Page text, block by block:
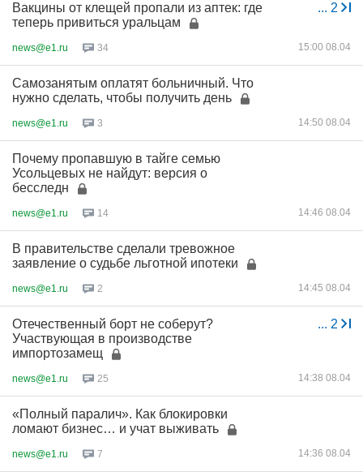
... 2
Вакцины от клещей пропали из аптек: где
теперь привиться уральцам
news@e1.ru 34 15:00 08.04
Самозанятым оплатят больничный. Что
нужно сделать, чтобы получить день
news@e1.ru 3 14:50 08.04
Почему пропавшую в тайге семью
Усольцевых не найдут: версия о
бесследн
news@e1.ru 14 14:46 08.04
В правительстве сделали тревожное
заявление о судьбе льготной ипотеки
news@e1.ru 2 14:45 08.04
... 2
Отечественный борт не соберут?
Участвующая в производстве
импортозамещ
news@e1.ru 25 14:38 08.04
«Полный паралич». Как блокировки
ломают бизнес… и учат выживать
news@e1.ru 7 14:36 08.04